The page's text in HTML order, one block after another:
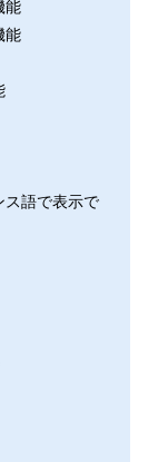
能
能
ス語で表示で